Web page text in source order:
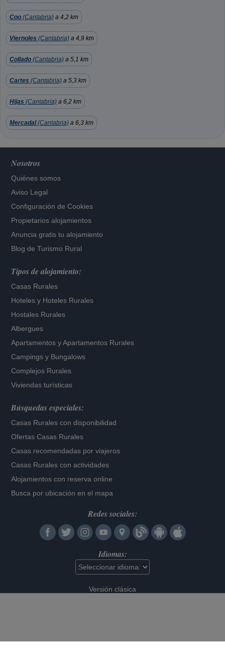
Coo (Cantabria) a 4,2 km
Viernoles (Cantabria) a 4,9 km
Collado (Cantabria) a 5,1 km
Cartes (Cantabria) a 5,3 km
Hijas (Cantabria) a 6,2 km
Mercadal(Cantabria) a 6,3 km
Nosotros
Quiénes somos
Aviso Legal
Configuración de Cookies
Propietarios alojamientos
Anuncia gratis tu alojamiento
Blog de Turismo Rural
Tipos de alojamiento:
Casas Rurales
Hoteles y Hoteles Rurales
Hostales Rurales
Albergues
Apartamentos yApartamentos Rurales
Campings y Bungalows
Complejos Rurales
Viviendas turísticas
Búsquedas especiales:
Casas Rurales con disponibilidad
Ofertas Casas Rurales
Casas recomendadas por viajeros
Casas Rurales con actividades
Alojamientos con reserva online
Busca por ubicación en el mapa
Redes sociales:
Idiomas:
Versión clásica